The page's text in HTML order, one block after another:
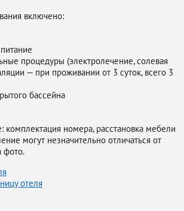
включено:
процедуры (электролечение, солевая
— при проживании от 3 суток, всего 3
бассейна
комплектация номера, расстановка мебели
могут незначительно отличаться от
фото.
отеля